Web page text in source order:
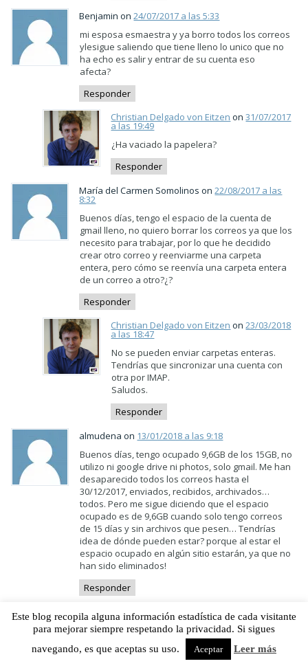
Benjamin on24/07/2017 a las 5:33
mi esposa esmaestra y ya borro todos los correos
ylesigue saliendo que tiene lleno lo unico que no
ha echo es salir y entrar de su cuenta eso
afecta?
Responder
Christian Delgado von Eitzen on31/07/2017
a las 19:49
¿Ha vaciado la papelera?
Responder
María del Carmen Somolinos on22/08/2017 a las
8:32
Buenos días, tengo el espacio de la cuenta de
gmail lleno, no quiero borrar los correos ya que los
necesito para trabajar, por lo que he decidido
crear otro correo y reenviarme una carpeta
entera, pero cómo se reenvía una carpeta entera
de un correo a otro?¿?
Responder
Christian Delgado von Eitzen on23/03/2018
a las 18:47
No se pueden enviar carpetas enteras.
Tendrías que sincronizar una cuenta con
otra por IMAP.
Saludos.
Responder
almudena on 13/01/2018 a las 9:18
Buenos días, tengo ocupado 9,6GB de los 15GB, no
utilizo ni google drive ni photos, solo gmail. Me han
desaparecido todos los correos hasta el
30/12/2017, enviados, recibidos, archivados…
todos. Pero me sigue diciendo que el espacio
ocupado es de 9,6GB cuando solo tengo correos
de 15 días y sin archivos que pesen… Tendrías
idea de dónde pueden estar? porque al estar el
espacio ocupado en algún sitio estarán, ya que no
han sido eliminados!
Responder
Christian Delgado von Eitzen
24/03/2018
a las 1:59
Quizá estén en «todos» o en eliminados.
Este blog recopila alguna información estadística de cada visitante
para mejorar siempre respetando la privacidad. Si sigues
navegando, es que aceptas su uso.
Aceptar Leer más